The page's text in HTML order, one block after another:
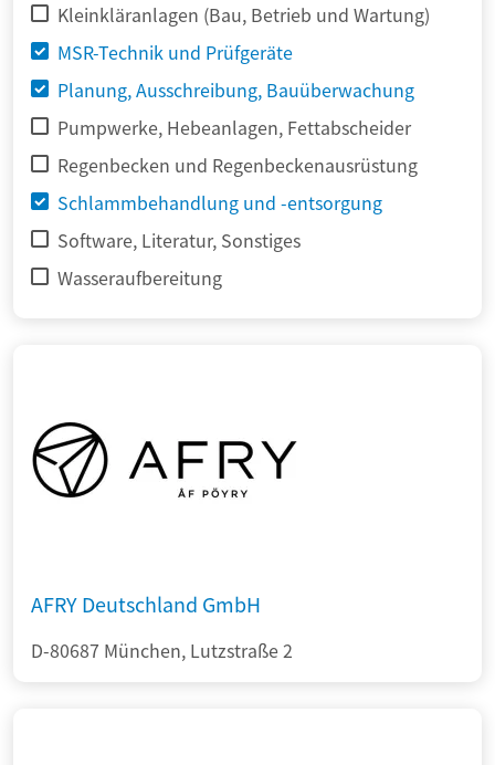
Kleinkläranlagen (Bau, Betrieb und Wartung)
MSR-Technik und Prüfgeräte
Planung, Ausschreibung, Bauüberwachung
Pumpwerke, Hebeanlagen, Fettabscheider
Regenbecken und Regenbeckenausrüstung
Schlammbehandlung und -entsorgung
Software, Literatur, Sonstiges
Wasseraufbereitung
AFRY Deutschland GmbH
D-80687 München, Lutzstraße 2